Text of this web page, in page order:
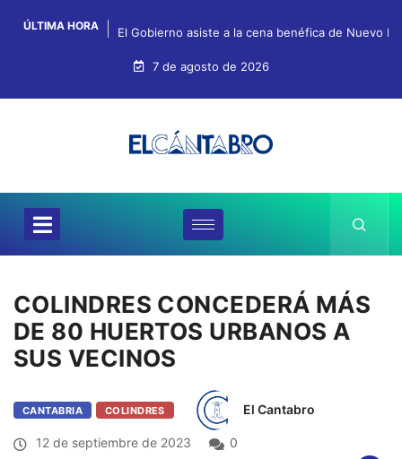
ÚLTIMA HORA El Gobierno asiste a la cena benéfica de Nuevo
7 de agosto de 2026
COLINDRES CONCEDERÁ MÁS
DE 80 HUERTOS URBANOS A
SUS VECINOS
CANTABRIA COLINDRES El Cantabro
12 de septiembre de 2023
0